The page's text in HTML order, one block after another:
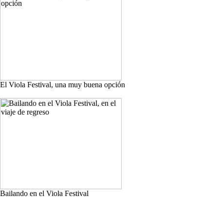
El Viola Festival, una muy buena opción
Bailando en el Viola Festival